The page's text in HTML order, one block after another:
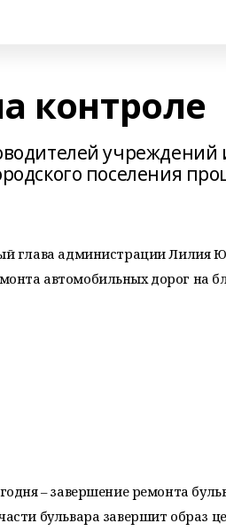
контроле
учреждений
поселения
глава администрации Лилия
автомобильных дорог на
– завершение ремонта
бульвара завершит образ